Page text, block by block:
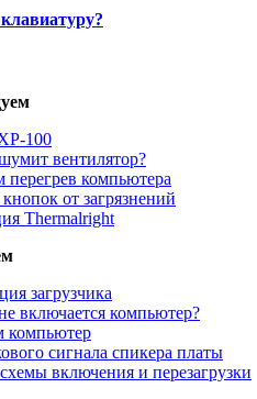
100
вентилятор?
компьютера
от загрязнений
Thermalright
загрузчика
включается компьютер?
компьютер
сигнала спикера платы
включения и перезагрузки